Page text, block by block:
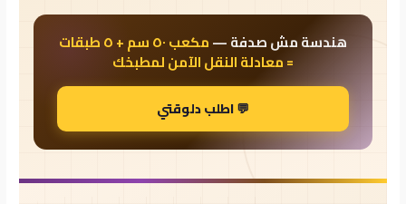
هندسة مش صدفة — مكعب ٥٠ سم + ٥ طبقات
= معادلة النقل الآمن لمطبخك
💬 اطلب دلوقتي